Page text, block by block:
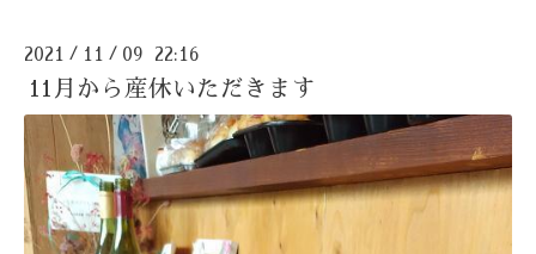
2021 / 11 / 09 22:16
11月から産休いただきます